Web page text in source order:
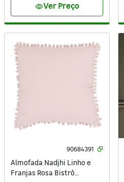
visibilityVer Preço
90684391
Almofada Nadjhi Linho e
Franjas Rosa Bistrô